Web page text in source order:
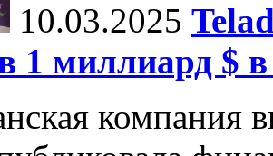
10.03.2025
1 миллиард $ в
компания